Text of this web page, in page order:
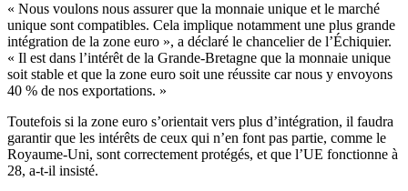
« Nous voulons nous assurer que la monnaie unique et le marché
unique sont compatibles. Cela implique notamment une plus grande
intégration de la zone euro », a déclaré le chancelier de l’Échiquier.
« Il est dans l’intérêt de la Grande-Bretagne que la monnaie unique
soit stable et que la zone euro soit une réussite car nous y envoyons
40 % de nos exportations. »
Toutefois si la zone euro s’orientait vers plus d’intégration, il faudra
garantir que les intérêts de ceux qui n’en font pas partie, comme le
Royaume-Uni, sont correctement protégés, et que l’UE fonctionne à
28, a-t-il insisté.